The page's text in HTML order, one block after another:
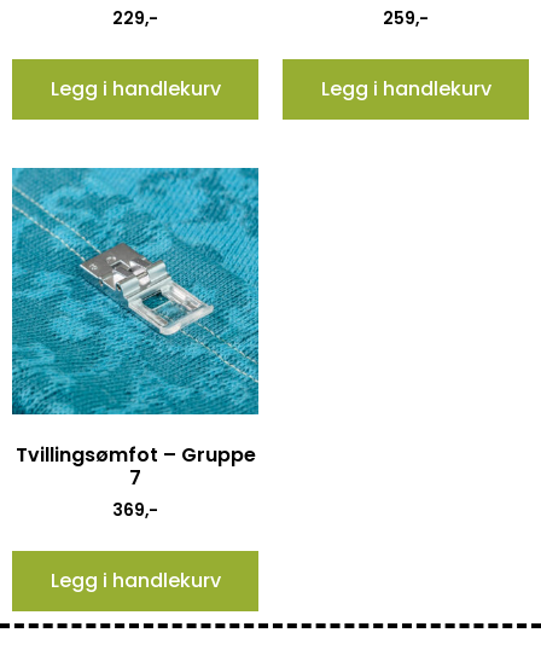
229,-
Legg i handlekurv
259,-
Legg i handlekurv
Tvillingsømfot – Gruppe
7
369,-
Legg i handlekurv